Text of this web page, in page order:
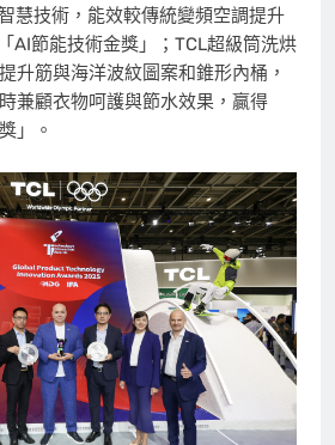
慧技術，能效較傳統變頻空調提升
AI節能技術金獎」；TCL超級筒洗烘
升筋與海洋波紋圖案和錐形內桶，
兼顧衣物呵護與節水效果，贏得
」。